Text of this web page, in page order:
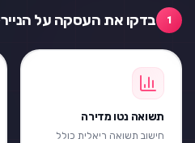
1 בדקו את העסקה על הנייר
תשואה נטו מדירה
חישוב תשואה ריאלית כולל